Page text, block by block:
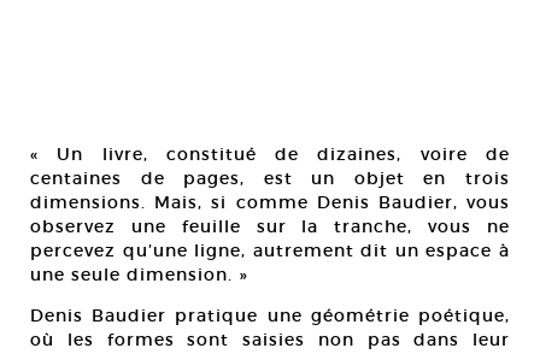
« Un livre, constitué de dizaines, voire de
centaines de pages, est un objet en trois
dimensions. Mais, si comme Denis Baudier, vous
observez une feuille sur la tranche, vous ne
percevez qu’une ligne, autrement dit un espace à
une seule dimension. »
Denis Baudier pratique une géométrie poétique,
où les formes sont saisies non pas dans leur